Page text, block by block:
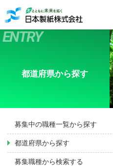
都道府県から探す
募集中の職種一覧から探す
都道府県から探す
募集職種から検索する